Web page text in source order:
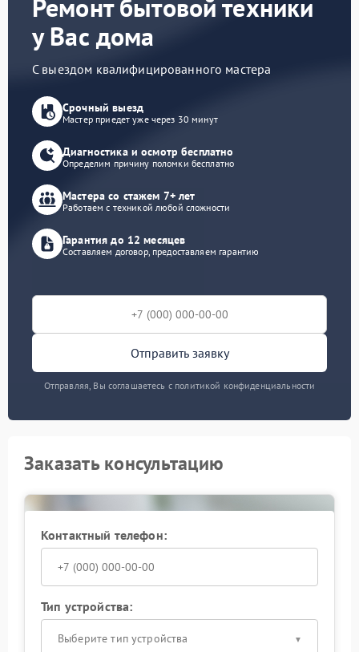
Ремонт бытовой техники
у Вас дома
С выездом квалифицированного мастера
Срочный выезд
Мастер приедет уже через 30 минут
Диагностика и осмотр бесплатно
Определим причину поломки бесплатно
Мастера со стажем 7+ лет
Работаем с техникой любой сложности
Гарантия до 12 месяцев
Составляем договор, предоставляем гарантию
Отправить заявку
Отправляя, Вы соглашаетесь с политикой конфиденциальности
Заказать консультацию
Контактный телефон:
Тип устройства:
Выберите тип устройства